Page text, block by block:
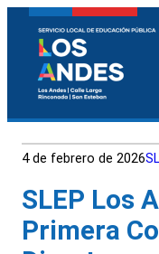
4 de febrero de 2026
SLEP Los
Primera